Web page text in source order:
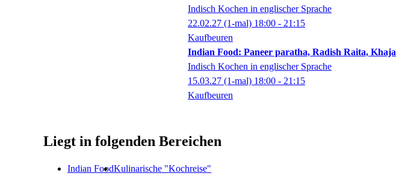
Indisch Kochen in englischer Sprache
22.02.27 (1-mal) 18:00 - 21:15
Kaufbeuren
Indian Food: Paneer paratha, Radish Raita, Khaja
Indisch Kochen in englischer Sprache
15.03.27 (1-mal) 18:00 - 21:15
Kaufbeuren
Liegt in folgenden Bereichen
Indian FoodKulinarische "Kochreise"